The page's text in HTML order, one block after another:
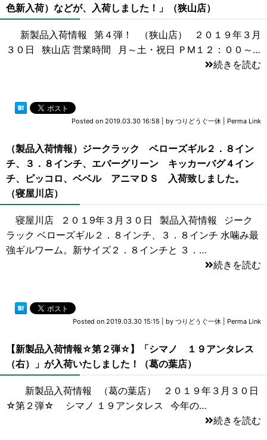
色新入荷）などが、入荷しました！」（狭山店）
新製品入荷情報 第４弾！ （狭山店） ２０１９年３月
３０日 狭山店 営業時間 月～土・祝日 ＰM１２：００～…
続きを読む
Posted on 2019.03.30 16:58 by つりどうぐ一休 Perma Link
（製品入荷情報）ジークラック ベローズギル２．８イン
チ、３．８インチ、エバーグリーン キッカーバグ４イン
チ、ピッコロ、ベベル アニマＤＳ 入荷致しました。
（寝屋川店）
寝屋川店 ２０１9年３月３０日 製品入荷情報 ジーク
ラック ベローズギル２．８インチ、３．８インチ 水噛み最
強ギルワーム。新サイズ２．８インチと ３．…
続きを読む
Posted on 2019.03.30 15:15 by つりどうぐ一休 Perma Link
【新製品入荷情報☆第２弾☆】「シマノ １９アンタレス
（右）」が入荷いたしました！（葛の葉店）
新製品入荷情報 （葛の葉店） ２０１９年３月３０日
☆第２弾☆ シマノ １９アンタレス 今年の…
続きを読む